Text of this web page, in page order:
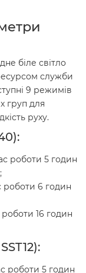
біле світло
служби
9 режимів
груп для
руху.
роботи 5 годин
роботи 6 годин
16 годин
роботи 5 годин